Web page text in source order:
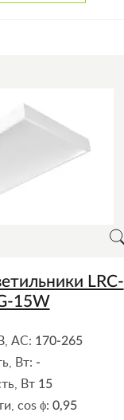
LRC-
15W
АС: 170-265
Вт: -
Вт 15
cos ϕ: 0,95